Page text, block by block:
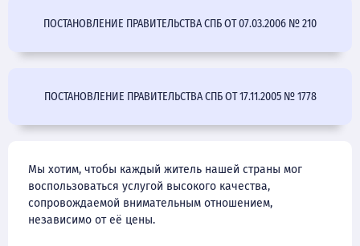
ПОСТАНОВЛЕНИЕ ПРАВИТЕЛЬСТВА СПБ ОТ 07.03.2006 № 210
ПОСТАНОВЛЕНИЕ ПРАВИТЕЛЬСТВА СПБ ОТ 17.11.2005 № 1778
Мы хотим, чтобы каждый житель нашей страны мог
воспользоваться услугой высокого качества,
сопровождаемой внимательным отношением,
независимо от её цены.